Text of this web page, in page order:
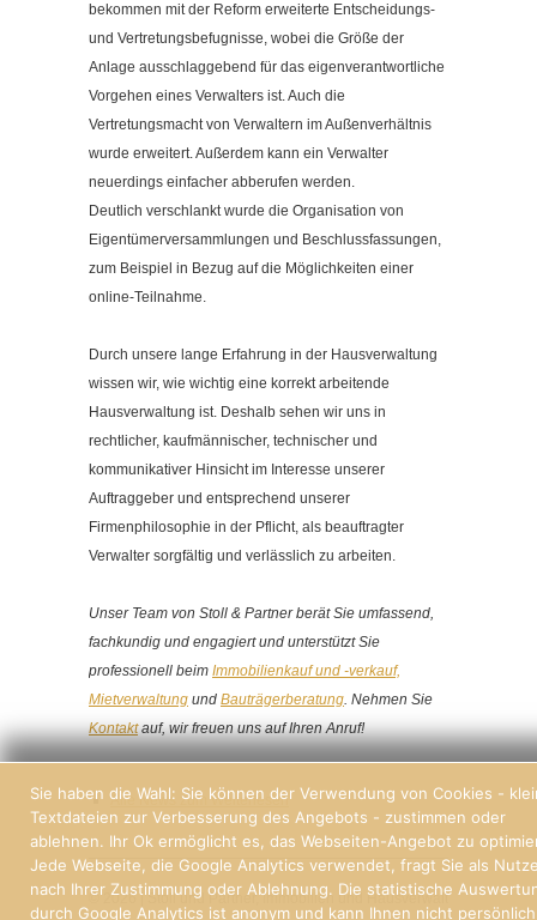
bekommen mit der Reform erweiterte Entscheidungs-
und Vertretungsbefugnisse, wobei die Größe der
Anlage ausschlaggebend für das eigenverantwortliche
Vorgehen eines Verwalters ist. Auch die
Vertretungsmacht von Verwaltern im Außenverhältnis
wurde erweitert. Außerdem kann ein Verwalter
neuerdings einfacher abberufen werden.
Deutlich verschlankt wurde die Organisation von
Eigentümerversammlungen und Beschlussfassungen,
zum Beispiel in Bezug auf die Möglichkeiten einer
online-Teilnahme.
Durch unsere lange Erfahrung in der Hausverwaltung
wissen wir, wie wichtig eine korrekt arbeitende
Hausverwaltung ist. Deshalb sehen wir uns in
rechtlicher, kaufmännischer, technischer und
kommunikativer Hinsicht im Interesse unserer
Auftraggeber und entsprechend unserer
Firmenphilosophie in der Pflicht, als beauftragter
Verwalter sorgfältig und verlässlich zu arbeiten.
Unser Team von Stoll & Partner berät Sie umfassend,
fachkundig und engagiert und unterstützt Sie
professionell beim Immobilienkauf und -verkauf,
Mietverwaltung und Bauträgerberatung. Nehmen Sie
Kontaktauf, wir freuen uns auf Ihren Anruf!
Alle News zum Weiterlesen
© 2026 | Stoll und Partner, Immobilien und Hausverwaltung Freiburg
Sie haben die Wahl: Sie können der Verwendung von Cookies -
Textdateien zur Verbesserung des Angebots - zustimmen oder
ablehnen. Ihr Ok ermöglicht es, das Webseiten-Angebot zu
Jede Webseite, die Google Analytics verwendet, fragt Sie als
nach Ihrer Zustimmung oder Ablehnung. Die statistische
durch Google Analytics ist anonym und kann Ihnen nicht persönlich